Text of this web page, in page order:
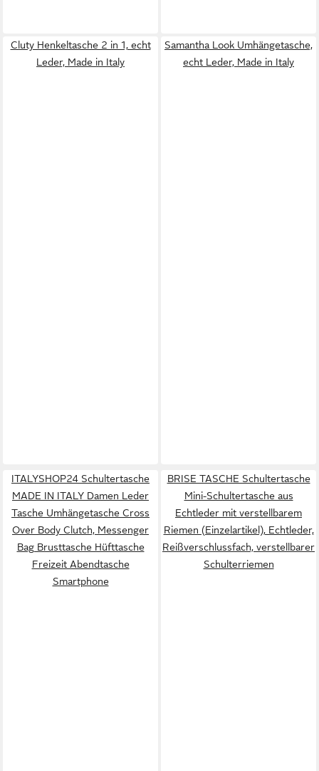
Cluty Henkeltasche 2 in 1, echt
Leder, Made in Italy
Samantha Look Umhängetasche,
echt Leder, Made in Italy
ITALYSHOP24 Schultertasche
MADE IN ITALY Damen Leder
Tasche Umhängetasche Cross
Over Body Clutch, Messenger
Bag Brusttasche Hüfttasche
Freizeit Abendtasche
Smartphone
BRISE TASCHE Schultertasche
Mini-Schultertasche aus
Echtleder mit verstellbarem
Riemen (Einzelartikel), Echtleder,
Reißverschlussfach, verstellbarer
Schulterriemen